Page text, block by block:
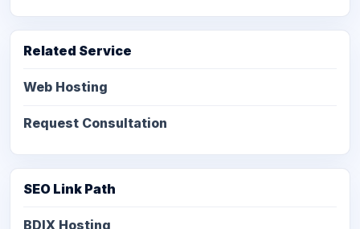
Related Service
Web Hosting
Request Consultation
SEO Link Path
BDIX Hosting